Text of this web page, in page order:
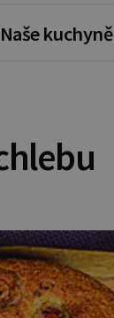
Naše kuchyně